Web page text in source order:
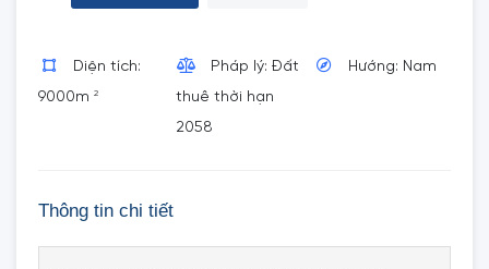
Diện tích:
9000m 2
Pháp lý: Đất
thuê thời hạn
2058
Hướng: Nam
Thông tin chi tiết